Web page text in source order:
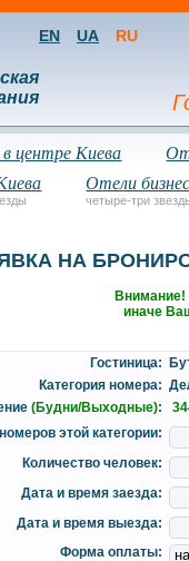
EN UA RU
центре Киева
Отели
четыре-три
НА
иначе
Гостиница:
Категория номера:
(Будни/Выходные):
этой категории:
Количество человек:
Дата и время заезда:
Дата и время выезда:
Форма оплаты: